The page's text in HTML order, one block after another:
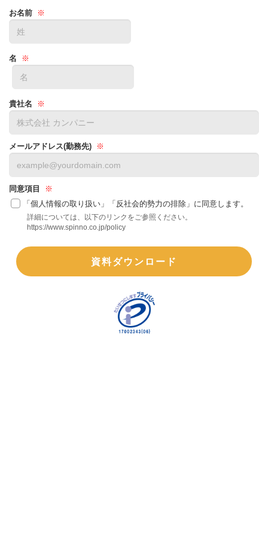
お名前
名
貴社名
メールアドレス(勤務先)
同意項目
「個人情報の取り扱い」「反社会的勢力の排除」に同意します。
詳細については、以下のリンクをご参照ください。
https://www.spinno.co.jp/policy